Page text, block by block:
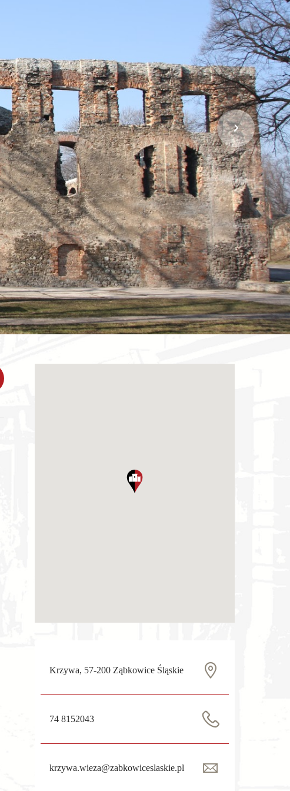
Krzywa, 57-200 Ząbkowice Śląskie
74 8152043
krzywa.wieza@zabkowiceslaskie.pl